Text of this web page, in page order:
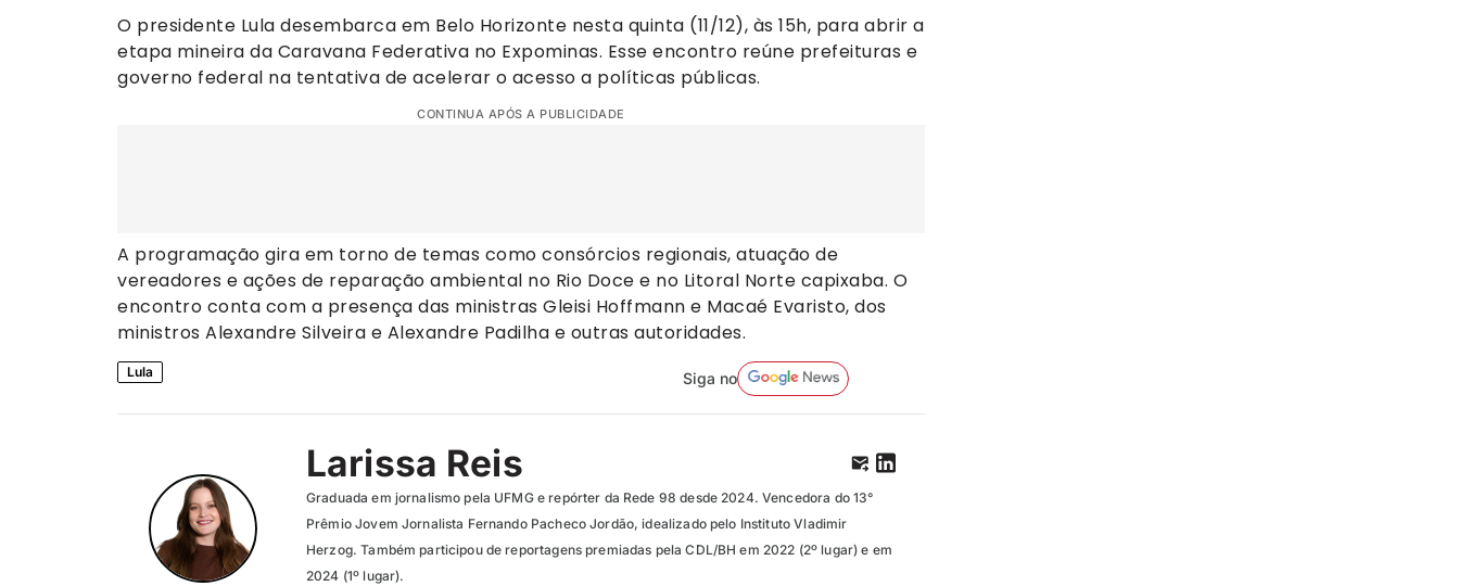
O presidente Lula desembarca em Belo Horizonte nesta quinta (11/12), às 15h, para abrir a
etapa mineira da Caravana Federativa no Expominas. Esse encontro reúne prefeituras e
governo federal na tentativa de acelerar o acesso a políticas públicas.
CONTINUA APÓS A PUBLICIDADE
A programação gira em torno de temas como consórcios regionais, atuação de
vereadores e ações de reparação ambiental no Rio Doce e no Litoral Norte capixaba. O
encontro conta com a presença das ministras Gleisi Hoffmann e Macaé Evaristo, dos
ministros Alexandre Silveira e Alexandre Padilha e outras autoridades.
Lula Siga no
Larissa Reis
Graduada em jornalismo pela UFMG e repórter da Rede 98 desde 2024. Vencedora do 13°
Prêmio Jovem Jornalista Fernando Pacheco Jordão, idealizado pelo Instituto Vladimir
Herzog. Também participou de reportagens premiadas pela CDL/BH em 2022 (2º lugar) e em
2024 (1º lugar).